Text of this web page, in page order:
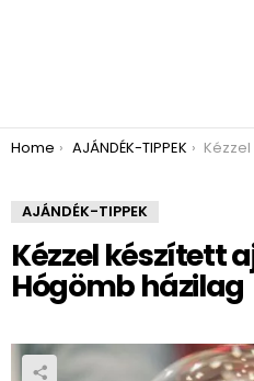
You are here:
Home AJÁNDÉK-TIPPEK Kézzel készített
AJÁNDÉK-TIPPEK
Kézzel készített
Hógömb házilag